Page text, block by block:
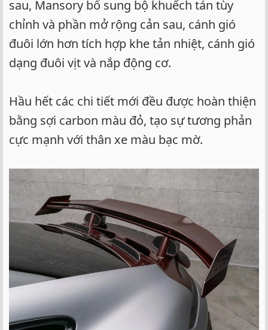
sau, Mansory bổ sung bộ khuếch tán tùy
chỉnh và phần mở rộng cản sau, cánh gió
đuôi lớn hơn tích hợp khe tản nhiệt, cánh gió
dạng đuôi vịt và nắp động cơ.
Hầu hết các chi tiết mới đều được hoàn thiện
bằng sợi carbon màu đỏ, tạo sự tương phản
cực mạnh với thân xe màu bạc mờ.